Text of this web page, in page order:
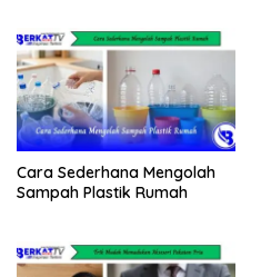
Cara Sederhana Mengolah
Sampah Plastik Rumah